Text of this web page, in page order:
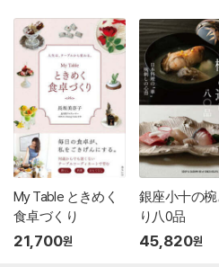
My Table ときめく
食卓づくり
21,700원
銀座小十の
り八0品
45,820원